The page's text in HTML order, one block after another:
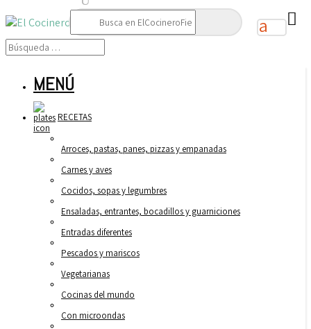
Buscar:
MENÚ
RECETAS
Arroces, pastas, panes, pizzas y empanadas
Carnes y aves
Cocidos, sopas y legumbres
Ensaladas, entrantes, bocadillos y guarniciones
Entradas diferentes
Pescados y mariscos
Vegetarianas
Cocinas del mundo
Con microondas